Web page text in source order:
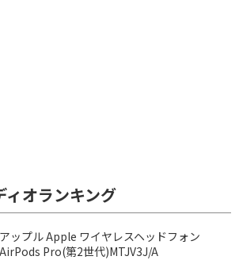
応
リング
ルチペアリングで絞り込む
ィオランキング
アップル Apple ワイヤレスヘッドフォン
AirPods Pro(第2世代)MTJV3J/A